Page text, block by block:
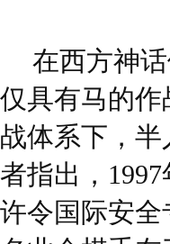
在西方神
仅具有马的
战体系下，
者指出，
许令国际安